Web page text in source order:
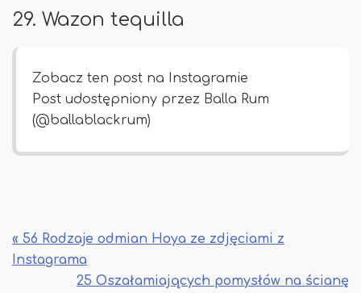
29. Wazon tequilla
Zobacz ten post na Instagramie
Post udostępniony przez Balla Rum
(@ballablackrum)
« 56 Rodzaje odmian Hoya ze zdjęciami z
Instagrama
25 Oszałamiających pomysłów na ścianę